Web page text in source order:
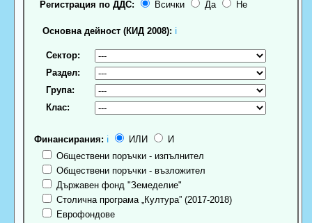
Регистрация по ДДС:
Всички Да Не
Основна дейност (КИД 2008): ℹ
Сектор:
Раздел:
Група:
Клас:
Финансирания: ℹ ИЛИ
И
Обществени поръчки - изпълнител
Обществени поръчки - възложител
Държавен фонд "Земеделие"
Столична програма „Култура” (2017-2018)
Еврофондове